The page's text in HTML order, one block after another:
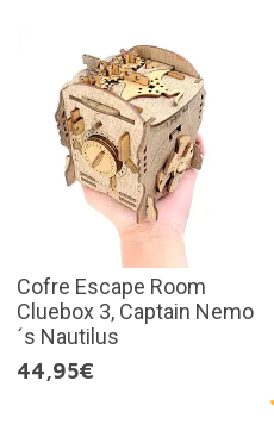
Cofre Escape Room
Cluebox 3, Captain Nemo
´s Nautilus
44,95€